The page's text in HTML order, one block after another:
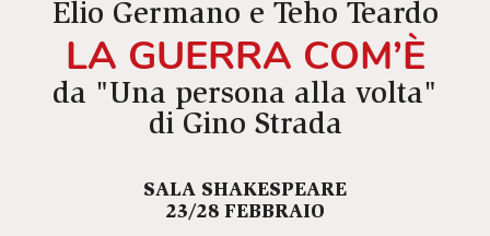
Elio Germano e Teho Teardo
LA GUERRA COM’È
da "Una persona alla volta"
di Gino Strada
SALA SHAKESPEARE
23/28 FEBBRAIO